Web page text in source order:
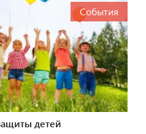
События
детей